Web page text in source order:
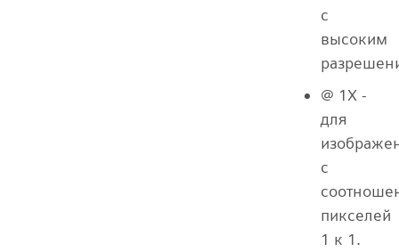
с
высоким
@ 1X -
для
с
пикселей
1 к 1.